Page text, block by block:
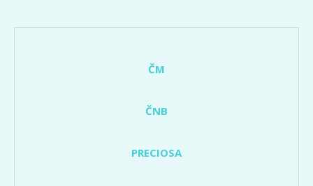
ČM
ČNB
PRECIOSA